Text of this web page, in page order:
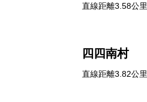
直線距離3.58公里
四四南村
直線距離3.82公里